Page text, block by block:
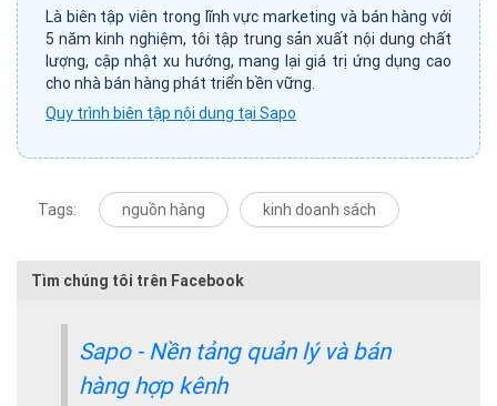
Là biên tập viên trong lĩnh vực marketing và bán hàng với
5 năm kinh nghiệm, tôi tập trung sản xuất nội dung chất
lượng, cập nhật xu hướng, mang lại giá trị ứng dụng cao
cho nhà bán hàng phát triển bền vững.
Quy trình biên tập nội dung tại Sapo
Tags: nguồn hàng kinh doanh sách
Tìm chúng tôi trên Facebook
Sapo - Nền tảng quản lý và bán
hàng hợp kênh